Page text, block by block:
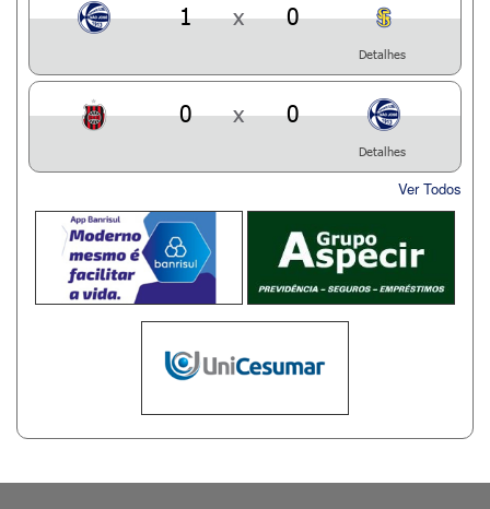
1 x 0
Detalhes
0 x 0
Detalhes
Ver Todos